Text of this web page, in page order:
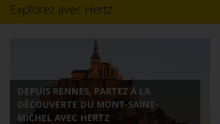
Explorez avec Hertz
DEPUIS RENNES, PARTEZ À LA
DÉCOUVERTE DU MONT-SAINT-
MICHEL AVEC HERTZ